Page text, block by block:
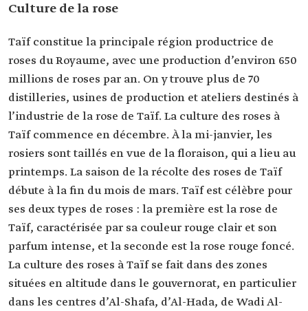
Culture de la rose
Taïf constitue la principale région productrice de
roses du Royaume, avec une production d’environ 650
millions de roses par an. On y trouve plus de 70
distilleries, usines de production et ateliers destinés à
l’industrie de la rose de Taïf. La culture des roses à
Taïf commence en décembre. À la mi-janvier, les
rosiers sont taillés en vue de la floraison, qui a lieu au
printemps. La saison de la récolte des roses de Taïf
débute à la fin du mois de mars. Taïf est célèbre pour
ses deux types de roses : la première est la rose de
Taïf, caractérisée par sa couleur rouge clair et son
parfum intense, et la seconde est la rose rouge foncé.
La culture des roses à Taïf se fait dans des zones
situées en altitude dans le gouvernorat, en particulier
dans les centres d’Al-Shafa, d’Al-Hada, de Wadi Al-